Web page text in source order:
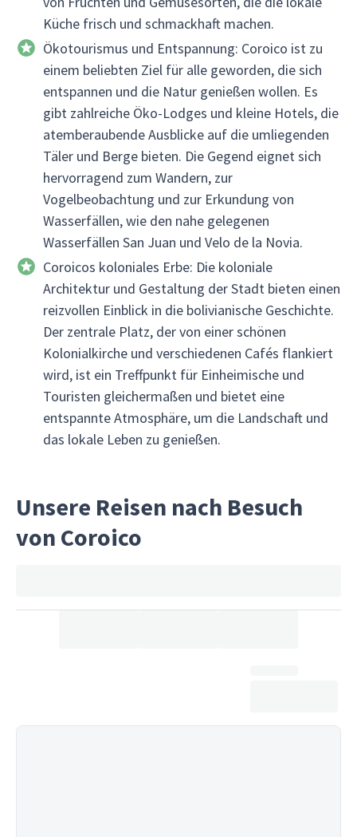
Küche frisch und schmackhaft machen.
Ökotourismus und Entspannung: Coroico ist zu
einem beliebten Ziel für alle geworden, die sich
entspannen und die Natur genießen wollen. Es
gibt zahlreiche Öko-Lodges und kleine Hotels, die
atemberaubende Ausblicke auf die umliegenden
Täler und Berge bieten. Die Gegend eignet sich
hervorragend zum Wandern, zur
Vogelbeobachtung und zur Erkundung von
Wasserfällen, wie den nahe gelegenen
Wasserfällen San Juan und Velo de la Novia.
Coroicos koloniales Erbe: Die koloniale
Architektur und Gestaltung der Stadt bieten einen
reizvollen Einblick in die bolivianische Geschichte.
Der zentrale Platz, der von einer schönen
Kolonialkirche und verschiedenen Cafés flankiert
wird, ist ein Treffpunkt für Einheimische und
Touristen gleichermaßen und bietet eine
entspannte Atmosphäre, um die Landschaft und
das lokale Leben zu genießen.
Unsere Reisen nach Besuch
von Coroico